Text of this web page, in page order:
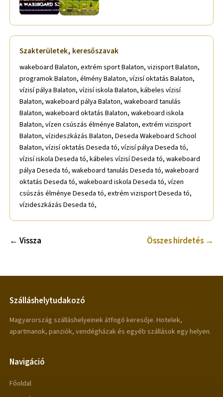
Szakterületek, keresőszavak
wakeboard Balaton, extrém sport Balaton, vizisport Balaton,
programok Balaton, élmény Balaton, vízisí oktatás Balaton,
vízisí pálya Balaton, vízisí iskola Balaton, kábeles vízisí
Balaton, wakeboard pálya Balaton, wakeboard tanulás
Balaton, wakeboard oktatás Balaton, wakeboard iskola
Balaton, vízen csúszás élménye Balaton, extrém vizisport
Balaton, vízideszkázás Balaton, Deseda Wakeboard School
Balaton, vízisí oktatás Deseda tó, vízisí pálya Deseda tó,
vízisí iskola Deseda tó, kábeles vízisí Deseda tó, wakeboard
pálya Deseda tó, wakeboard tanulás Deseda tó, wakeboard
oktatás Deseda tó, wakeboard iskola Deseda tó, vízen
csúszás élménye Deseda tó, extrém vizisport Deseda tó,
vízideszkázás Deseda tó,
← Vissza Összes hirdetés →
Szálláshelytudakozó
Magyarország szálláshelyeinek átfogó keresője. Hotelek,
apartmanok, panziók, vendégházak és egyéb szállások egy helyen.
Navigáció
Főoldal